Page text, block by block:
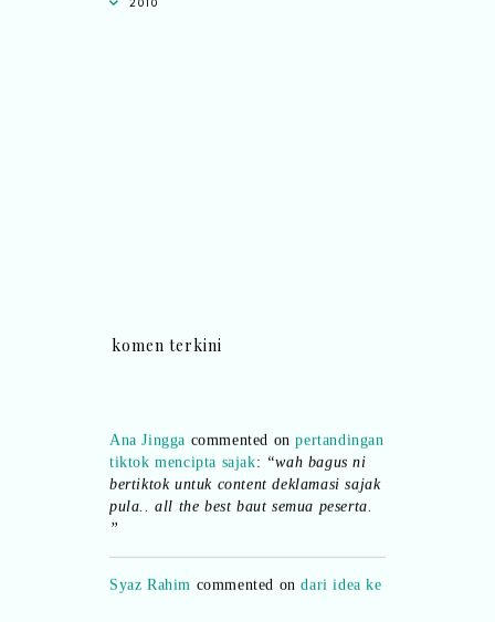
2010
komen terkini
tiktok mencipta sajak:“wah bagus ni
bertiktok untuk content deklamasi sajak
pula.. all the best baut semua peserta.
”
realiti mencipta permainan:“Selain